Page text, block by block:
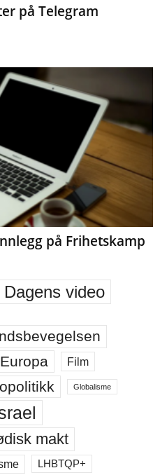
på Telegram
på Frihetskamp
Dagens video
Europa Film
Globalisme
makt
LHBTQP+